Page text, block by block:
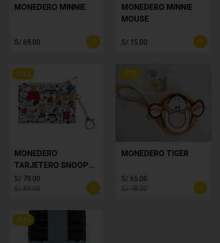
MONEDERO MINNIE
S/ 69.00
MONEDERO MINNIE
MOUSE
S/ 15.00
-11 %
MONEDERO
TARJETERO SNOOPY
BLANCO
S/ 79.00
S/ 89.00
-17%
MONEDERO TIGER
S/ 65.00
S/ 78.00
-37%